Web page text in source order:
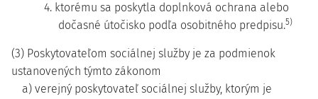
4. ktorému sa poskytla doplnková ochrana alebo
dočasné útočisko podľa osobitného predpisu.5)
(3) Poskytovateľom sociálnej služby je za podmienok
ustanovených týmto zákonom
a) verejný poskytovateľ sociálnej služby, ktorým je